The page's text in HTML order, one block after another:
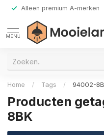
Alleen premium A-merken
MENU
Home / Tags / 94002-
Producten
8BK